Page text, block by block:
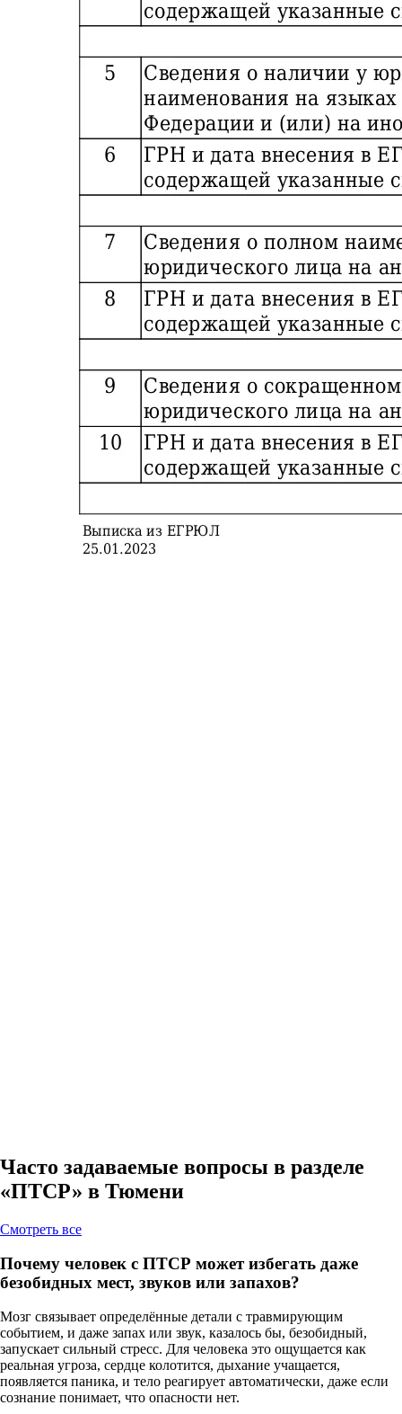
Часто задаваемые вопросы в разделе
«ПТСР» в Тюмени
Cмотреть все
Почему человек с ПТСР может избегать даже
безобидных мест, звуков или запахов?
Мозг связывает определённые детали с травмирующим
событием, и даже запах или звук, казалось бы, безобидный,
запускает сильный стресс. Для человека это ощущается как
реальная угроза, сердце колотится, дыхание учащается,
появляется паника, и тело реагирует автоматически, даже если
сознание понимает, что опасности нет.